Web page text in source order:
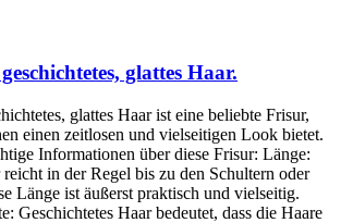
glattes Haar.
glattes Haar ist eine beliebte Frisur,
einen zeitlosen und vielseitigen Look bietet.
Informationen über diese Frisur: Länge:
reicht in der Regel bis zu den Schultern oder
Länge ist äußerst praktisch und vielseitig.
Geschichtetes Haar bedeutet, dass die Haare